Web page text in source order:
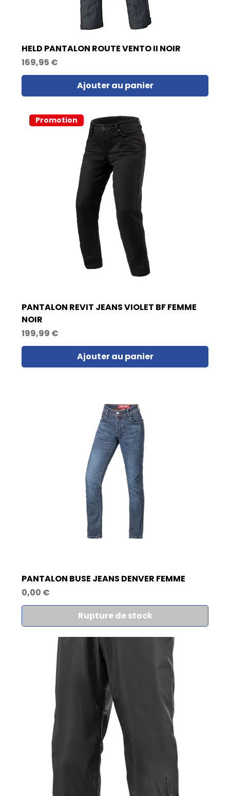
HELD PANTALON ROUTE VENTO II NOIR
Prix
169,95 €
Ajouter au panier
Promotion
PANTALON REVIT JEANS VIOLET BF FEMME
NOIR
Prix
199,99 €
Ajouter au panier
PANTALON BUSE JEANS DENVER FEMME
Prix
0,00 €
Rupture de stock